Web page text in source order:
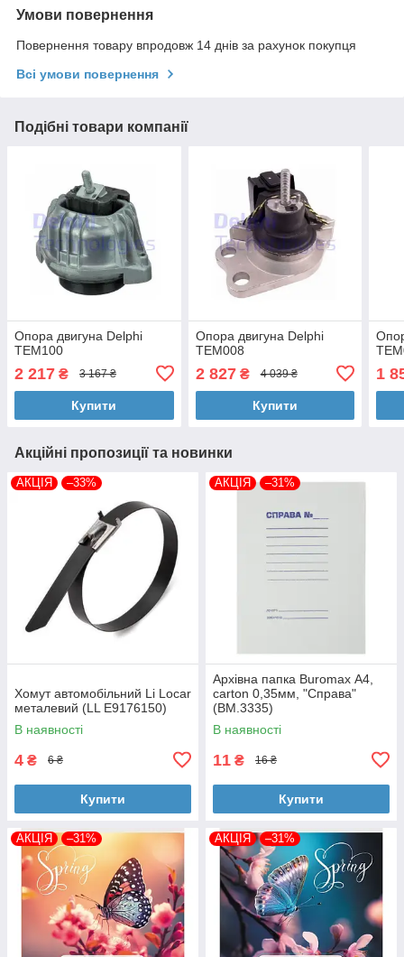
Умови повернення
Повернення товару впродовж 14 днів за рахунок покупця
Всі умови повернення
Подібні товари компанії
Опора двигуна Delphi
TEM100
2 217 ₴ 3 167 ₴
Купити
Опора двигуна Delphi
TEM008
2 827₴ 4 039 ₴
Купити
1
Акційні пропозиції та новинки
АКЦІЯ –33%
Хомут автомобільний Li Locar
металевий (LL E9176150)
В наявності
4 ₴ 6 ₴
Купити
АКЦІЯ –31%
Архівна папка Buromax А4,
carton 0,35мм, "Справа"
(BM.3335)
В наявності
11 ₴ 16 ₴
Купити
АКЦІЯ –31% АКЦІЯ –31%